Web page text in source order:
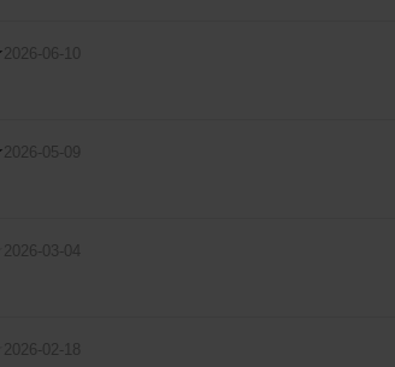
2026-06-10
2026-05-09
2026-03-04
2026-02-18